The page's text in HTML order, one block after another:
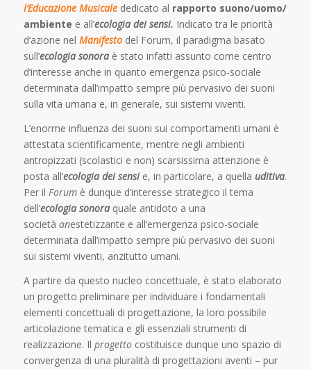
l’Educazione Musicalededicato al rapporto suono/uomo/
ambiente e all’ecologia dei sensi. Indicato tra le priorità
d’azione nel Manifestodel Forum, il paradigma basato
sull’ecologia sonoraè stato infatti assunto come centro
d’interesse anche in quanto emergenza psico-sociale
determinata dall’impatto sempre più pervasivo dei suoni
sulla vita umana e, in generale, sui sistemi viventi.
L’enorme influenza dei suoni sui comportamenti umani è
attestata scientificamente, mentre negli ambienti
antropizzati (scolastici e non) scarsissima attenzione è
posta all’ecologia dei sensie, in particolare, a quella uditiva.
Per il Forumè dunque d’interesse strategico il tema
dell’ecologia sonoraquale antidoto a una
società anestetizzante e all’emergenza psico-sociale
determinata dall’impatto sempre più pervasivo dei suoni
sui sistemi viventi, anzitutto umani.
A partire da questo nucleo concettuale, è stato elaborato
un progetto preliminare per individuare i fondamentali
elementi concettuali di progettazione, la loro possibile
articolazione tematica e gli essenziali strumenti di
realizzazione. Il progettocostituisce dunque uno spazio di
convergenza di una pluralità di progettazioni aventi – pur